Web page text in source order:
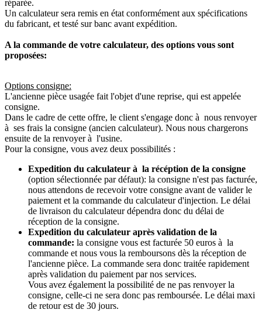
réparée.
Un calculateur sera remis en état conformément aux spécifications
du fabricant, et testé sur banc avant expédition.
A la commande de votre calculateur, des options vous sont
proposées:
Options consigne:
L'ancienne pièce usagée fait l'objet d'une reprise, qui est appelée
consigne.
Dans le cadre de cette offre, le client s'engage donc à nous renvoyer
à ses frais la consigne (ancien calculateur). Nous nous chargerons
ensuite de la renvoyer à l'usine.
Pour la consigne, vous avez deux possibilités :
Expedition du calculateur à la récéption de la consigne
(option sélectionnée par défaut): la consigne n'est pas facturée,
nous attendons de recevoir votre consigne avant de valider le
paiement et la commande du calculateur d'injection. Le délai
de livraison du calculateur dépendra donc du délai de
réception de la consigne.
Expedition du calculateur après validation de la
commande: la consigne vous est facturée 50 euros à la
commande et nous vous la remboursons dès la réception de
l'ancienne pièce. La commande sera donc traitée rapidement
après validation du paiement par nos services.
Vous avez également la possibilité de ne pas renvoyer la
consigne, celle-ci ne sera donc pas remboursée. Le délai maxi
de retour est de 30 jours.